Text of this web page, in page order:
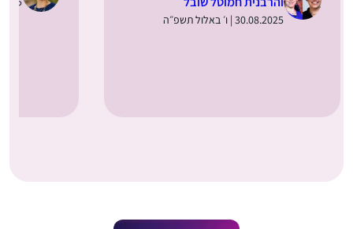
30.08.2025 | ו׳ באלול תשפ״ה